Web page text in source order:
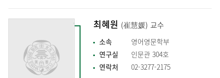
최혜원 (崔慧媛) 교수
소속
영어영문학부
연구실
인문관 304호
연락처
02-3277-2175